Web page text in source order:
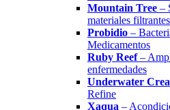
Mountain Tree –
materiales filtrantes
Probidio –
Medicamentos
Ruby Reef–
enfermedades
Underwater
Refine
Xaqua –